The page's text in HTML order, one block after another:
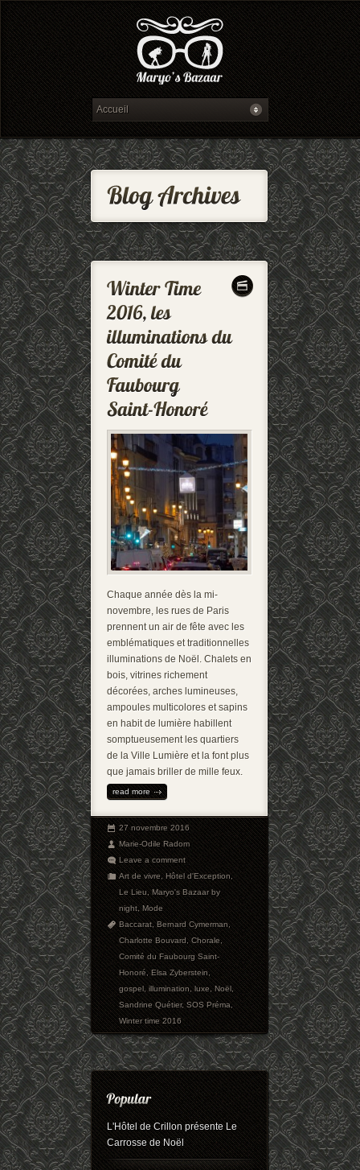
Chaque année dès la mi-
novembre, les rues de Paris
prennent un air de fête avec les
emblématiques et traditionnelles
illuminations de Noël. Chalets en
bois, vitrines richement
décorées, arches lumineuses,
ampoules multicolores et sapins
en habit de lumière habillent
somptueusement les quartiers
de la Ville Lumière et la font plus
que jamais briller de mille feux.
read more
27 novembre 2016
Marie-Odile Radom
Leave a comment
Art de vivre,Hôtel d'Exception,
Le Lieu,Maryo's Bazaar by
night,Mode
Baccarat,Bernard Cymerman,
Charlotte Bouvard,Chorale,
Comité du Faubourg Saint-
Honoré,Elsa Zyberstein,
gospel,illumination,luxe,Noël,
Sandrine Quétier,SOS Préma,
Winter time 2016
L'Hôtel de Crillon présente Le
Carrosse de Noël